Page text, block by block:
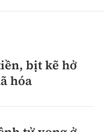
bịt kẽ hở
hóa